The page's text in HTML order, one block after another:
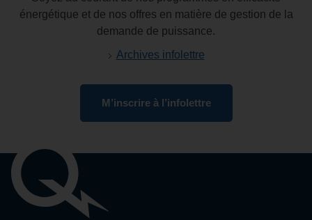
énergétique et de nos offres en matière de gestion de la
demande de puissance.
Archives infolettre
M’inscrire à l’infolettre
importants